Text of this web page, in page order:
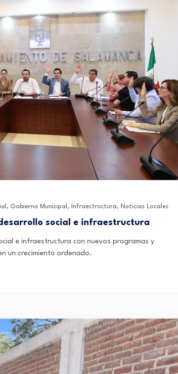
, Gobierno Municipal , Infraestructura, Noticias Locales
social e infraestructura
e infraestructura con nuevos programas y
un crecimiento ordenado.